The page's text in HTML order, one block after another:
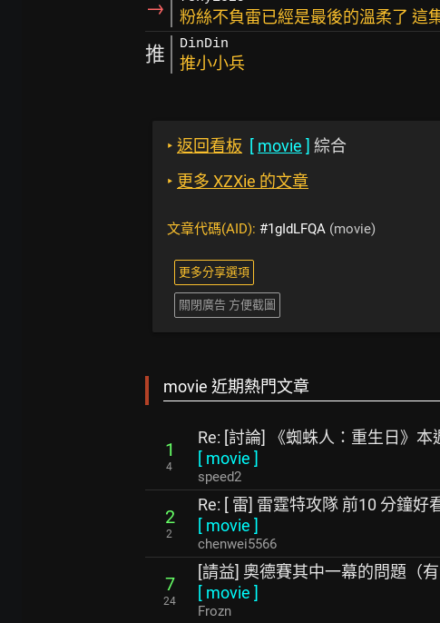
→ 粉絲不負雷已經是最後的溫柔了 這
推 DinDin
推小小兵
‣ 返回看板 [ movie ] 綜合
‣ 更多 XZXie 的文章
文章代碼(AID): #1gIdLFQA (movie)
更多分享選項
關閉廣告 方便截圖
movie 近期熱門文章
1
4
Re: [討論] 《蜘蛛人：重生日》本
[ movie ]
speed2
2
2
Re: [ 雷] 雷霆特攻隊 前10 分鐘好
[ movie ]
chenwei5566
7
24
[請益] 奧德賽其中一幕的問題（有
[ movie ]
Frozn